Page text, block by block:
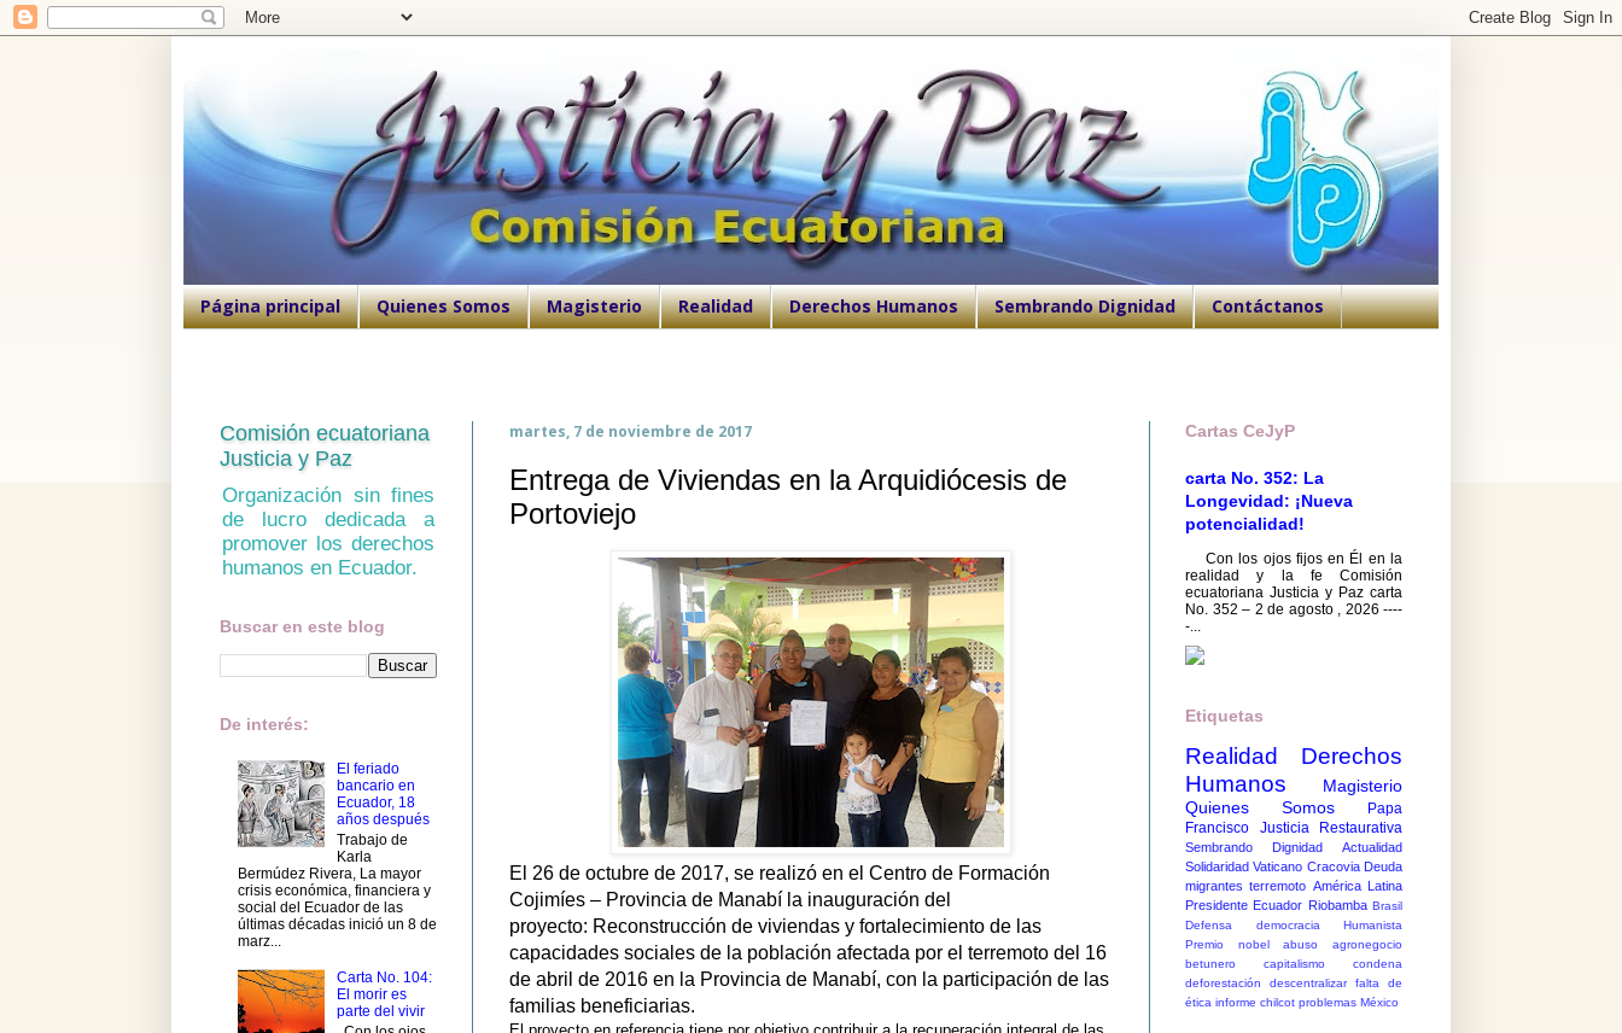
Página principal Quienes Somos Magisterio Realidad Derechos Humanos Sembrando Dignidad Contáctanos
martes, 7 de noviembre de 2017
Entrega de Viviendas en la Arquidiócesis de
Portoviejo
El 26 de octubre de 2017, se realizó en el Centro de Formación
Cojimíes – Provincia de Manabí la inauguración del
proyecto: Reconstrucción de viviendas y fortalecimiento de las
capacidades sociales de la población afectada por el terremoto del 16
de abril de 2016 en la Provincia de Manabí, con la participación de las
familias beneficiarias.
Comisión ecuatoriana
Justicia y Paz
Organización sin fines
de lucro dedicada a
promover los derechos
humanos en Ecuador.
Buscar en este blog
De interés:
El feriado
bancario en
Ecuador, 18
años después
Trabajo de
Karla
Bermúdez Rivera, La mayor
crisis económica, financiera y
social del Ecuador de las
últimas décadas inició un 8 de
marz...
Carta No. 104:
El morir es
parte del vivir
Cartas CeJyP
carta No. 352: La
Longevidad: ¡Nueva
potencialidad!
Con los ojos fijos en Él en la
realidad y la fe Comisión
ecuatoriana Justicia y Paz carta
No. 352 – 2 de agosto , 2026 ----
-...
Etiquetas
Realidad
Derechos
Humanos
Magisterio
Quienes Somos
Papa
Francisco
Justicia Restaurativa
Sembrando Dignidad
Actualidad
Solidaridad Vaticano Cracovia Deuda
migrantes terremoto América Latina
Presidente Ecuador Riobamba Brasil
Defensa democracia
Humanista
Premio nobel
abuso
agronegocio
betunero
capitalismo
condena
deforestación
descentralizar
falta de
ética informe chilcot problemas México